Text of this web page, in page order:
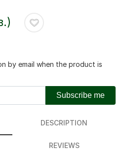
by email when the product is
Subscribe me
DESCRIPTION
REVIEWS